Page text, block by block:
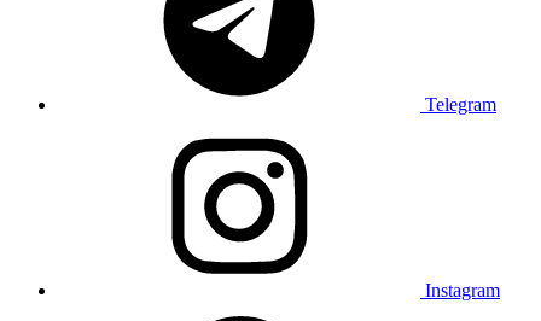
Telegram
Instagram